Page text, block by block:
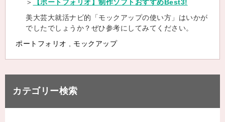
＞
【ポートフォリオ】制作ソフトおすすめBest3!
美大芸大就活ナビ的「モックアップの使い方」はいかが
でしたでしょうか？ぜひ参考にしてみてください。
ポートフォリオ , モックアップ
カテゴリー検索